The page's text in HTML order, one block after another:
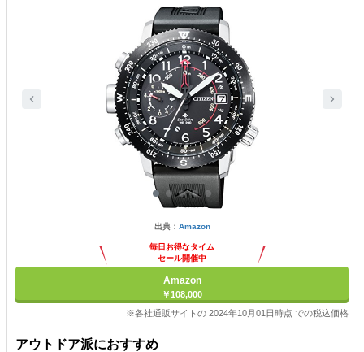
出典： Amazon
毎日お得なタイム
セール開催中
Amazon
￥108,000
※各社通販サイトの 2024年10月01日時点 での税込価格
アウトドア派におすすめ